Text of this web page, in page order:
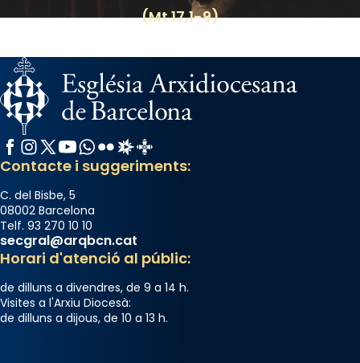
(Mt 17,1-9)
Facebook
Instagram
X / Twitter
YouTube
WhatsApp
FlickrRadio Estel
Catalunya Cristiana
Contacte i suggeriments:
C. del Bisbe, 5
08002 Barcelona
Telf. 93 270 10 10
secgral@arqbcn.cat
Horari d'atenció al públic:
de dilluns a divendres, de 9 a 14 h.
Visites a l'Arxiu Diocesà:
de dilluns a dijous, de 10 a 13 h.